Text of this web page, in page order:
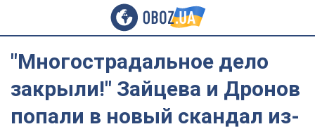
"Многострадальное дело
закрыли!" Зайцева и Дронов
попали в новый скандал из-